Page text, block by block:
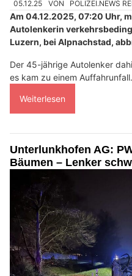
05.12.25 VON POLIZEI.NEWS
Am 04.12.2025, 07:20 Uhr,
Autolenkerin
Luzern, bei Alpnachstad,
Der 45-jährige Autolenker
es kam zu einem Auffahrunfall.
Weiterlesen
Unterlunkhofen AG:
Bäumen – Lenker